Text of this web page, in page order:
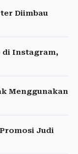
Diimbau
di Instagram,
Menggunakan
Judi